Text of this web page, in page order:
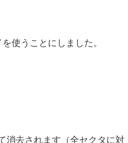
使うことにしました。
消去されます（全セクタに対